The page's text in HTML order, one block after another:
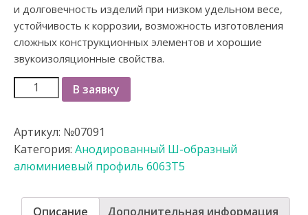
и долговечность изделий при низком удельном весе,
устойчивость к коррозии, возможность изготовления
сложных конструкционных элементов и хорошие
звукоизоляционные свойства.
В заявку
Артикул: №07091
Категория: Анодированный Ш-образный
алюминиевый профиль 6063Т5
Описание Дополнительная информация